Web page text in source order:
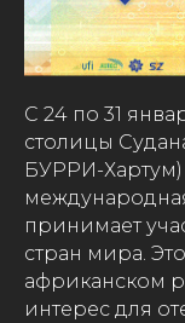
С 24 по 31
столицы
БУРРИ-Хартум)
принимает
стран мира.
африканском
интерес для